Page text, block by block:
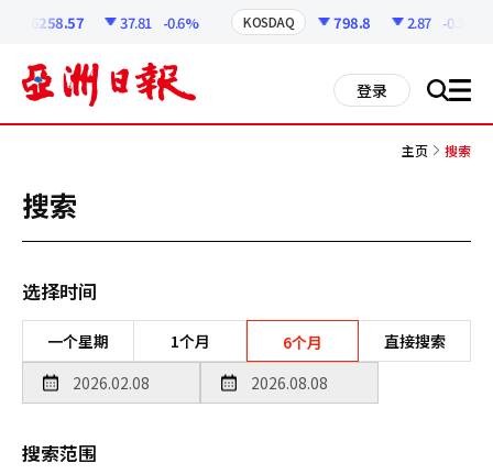
6258.57 37.81 -0.6% KOSDAQ 798.8 2.87 -0.36%
登录 搜 all
主页 搜索
搜索
选择时间
一个星期 1个月 6个月 直接搜索
搜索范围